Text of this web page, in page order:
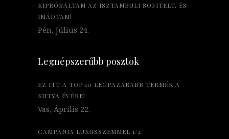
KIPRÓBÁLTAM AZ ISZTAMBULI SOFITELT, ÉS
IMÁDTAM!
Pén, Július 24.
Legnépszerűbb posztok
EZ ITT A TOP 10 LEGPAZARABB TERMÉK A
KUTYA ÉVÉRE!
Vas, Április 22.
CAMPANIA LUXUSSZEMMEL 1/2.